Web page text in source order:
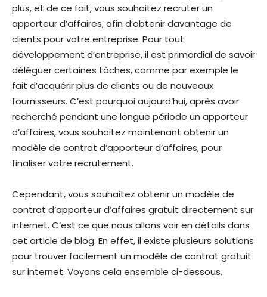
plus, et de ce fait, vous souhaitez recruter un
apporteur d’affaires, afin d’obtenir davantage de
clients pour votre entreprise. Pour tout
développement d’entreprise, il est primordial de savoir
déléguer certaines tâches, comme par exemple le
fait d’acquérir plus de clients ou de nouveaux
fournisseurs. C’est pourquoi aujourd’hui, après avoir
recherché pendant une longue période un apporteur
d’affaires, vous souhaitez maintenant obtenir un
modèle de contrat d’apporteur d’affaires, pour
finaliser votre recrutement.
Cependant, vous souhaitez obtenir un modèle de
contrat d’apporteur d’affaires gratuit directement sur
internet. C’est ce que nous allons voir en détails dans
cet article de blog. En effet, il existe plusieurs solutions
pour trouver facilement un modèle de contrat gratuit
sur internet. Voyons cela ensemble ci-dessous.